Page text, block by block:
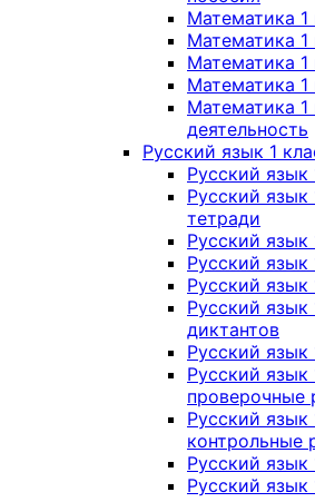
Математика
Математика
Математика
Математика 1
Математика 1
деятельность
Русский язык 1
Русский язык
Русский язык
тетради
Русский язык
Русский язык
Русский язык
Русский язык
диктантов
Русский язык
Русский язык
проверочные
Русский язык
контрольные
Русский язык
Русский язык